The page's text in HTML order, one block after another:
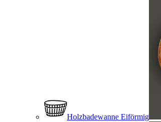
Holzbadewanne Eiförmig